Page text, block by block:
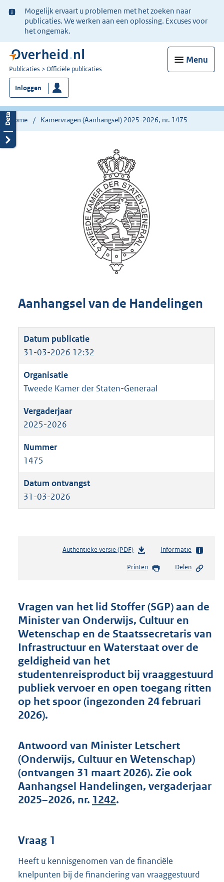
Ter
informatie:
Mogelijk ervaart u problemen met het zoeken naar
publicaties. We werken aan een oplossing. Excuses voor
het ongemak.
Menu
U
bent
nu
hier:
Publicaties Officiële publicaties
Inloggen
Home Kamervragen (Aanhangsel) 2025-2026, nr. 1475
Aanhangsel van de Handelingen
31-03-2026 12:32
Tweede Kamer der Staten-Generaal
2025-2026
1475
31-03-2026
Authentieke versie (PDF)b
s
n
d
s
g
r
t
t
:
b
Informatie
Printen Delen
Vragen van het lid Stoffer (SGP) aan de
Minister van Onderwijs, Cultuur en
Wetenschap en de Staatssecretaris van
Infrastructuur en Waterstaat over de
geldigheid van het
studentenreisproduct bij vraaggestuurd
publiek vervoer en open toegang ritten
op het spoor (ingezonden 24 februari
2026).
Antwoord van Minister Letschert
(Onderwijs, Cultuur en Wetenschap)
(ontvangen 31 maart 2026). Zie ook
Aanhangsel Handelingen, vergaderjaar
2025–2026, nr. 1242.
Vraag 1
Heeft u kennisgenomen van de financiële
knelpunten bij de financiering van vraaggestuurd